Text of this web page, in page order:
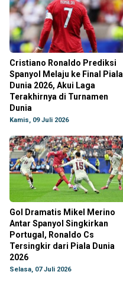
Cristiano Ronaldo Prediksi
Spanyol Melaju ke Final Piala
Dunia 2026, Akui Laga
Terakhirnya di Turnamen
Dunia
Kamis, 09 Juli 2026
Gol Dramatis Mikel Merino
Antar Spanyol Singkirkan
Portugal, Ronaldo Cs
Tersingkir dari Piala Dunia
2026
Selasa, 07 Juli 2026